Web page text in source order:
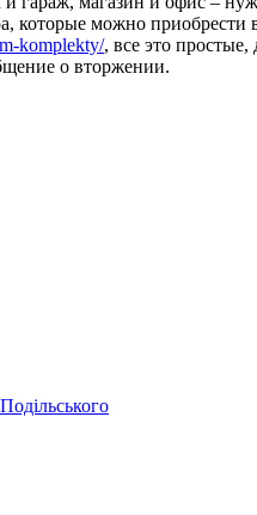
которые можно
komplekty/, все это
о вторжении.